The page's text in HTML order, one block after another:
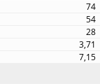
74
54
28
3,71
7,15